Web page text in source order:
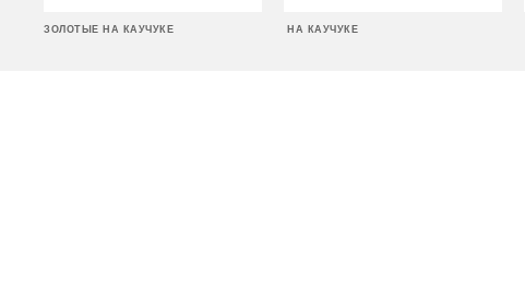
ЗОЛОТЫЕ НА КАУЧУКЕ НА КАУЧУКЕ